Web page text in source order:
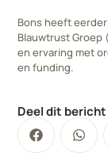
Bons heeft
Blauwtrust Groep
en ervaring met
en funding.
Deel dit bericht